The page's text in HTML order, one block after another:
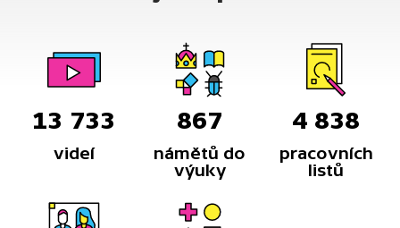
13 733
videí
867
námětů do
výuky
4 838
pracovních
listů